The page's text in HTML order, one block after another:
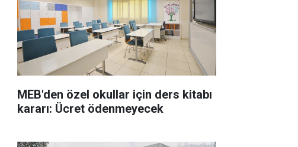
MEB'den özel okullar için ders kitabı
kararı: Ücret ödenmeyecek